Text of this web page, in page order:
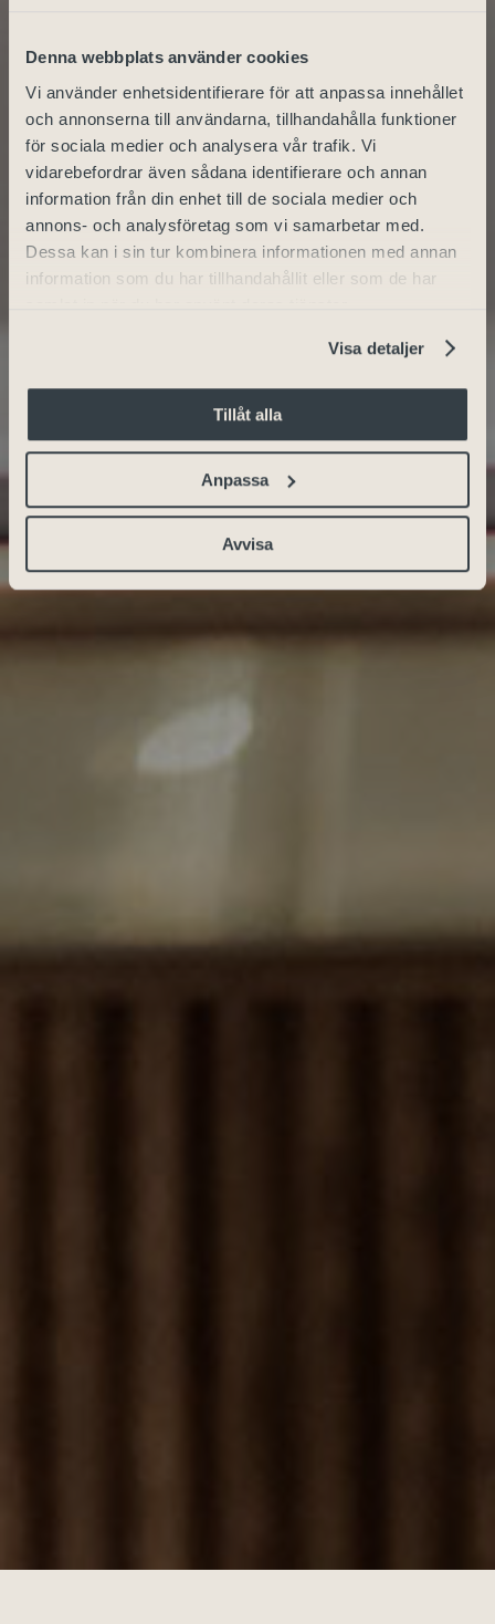
Denna webbplats använder cookies
Vi använder enhetsidentifierare för att anpassa innehållet
och annonserna till användarna, tillhandahålla funktioner
för sociala medier och analysera vår trafik. Vi
vidarebefordrar även sådana identifierare och annan
information från din enhet till de sociala medier och
annons- och analysföretag som vi samarbetar med.
Dessa kan i sin tur kombinera informationen med annan
information som du har tillhandahållit eller som de har
Visa detaljer
Tillåt alla
Anpassa
Avvisa